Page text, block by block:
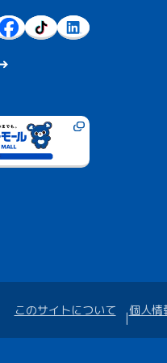
このサイトについて 個人情